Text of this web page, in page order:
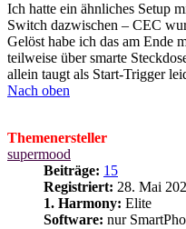
Ich hatte ein ähnliches Setup
Switch dazwischen – CEC
Gelöst habe ich das am Ende
teilweise über smarte
allein taugt als Start-Trigger
Nach oben
Themenersteller
supermood
Beiträge: 15
Registriert: 28. Mai
1. Harmony: Elite
Software: nur